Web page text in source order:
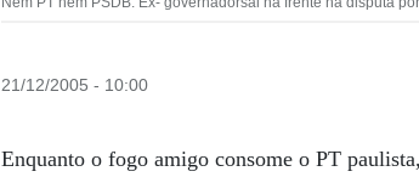
21/12/2005 - 10:00
Enquanto o fogo amigo consome o PT